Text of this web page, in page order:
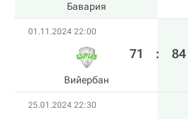
Бавария
01.11.2024 22:00
Вийербан
71 : 84
25.01.2024 22:30